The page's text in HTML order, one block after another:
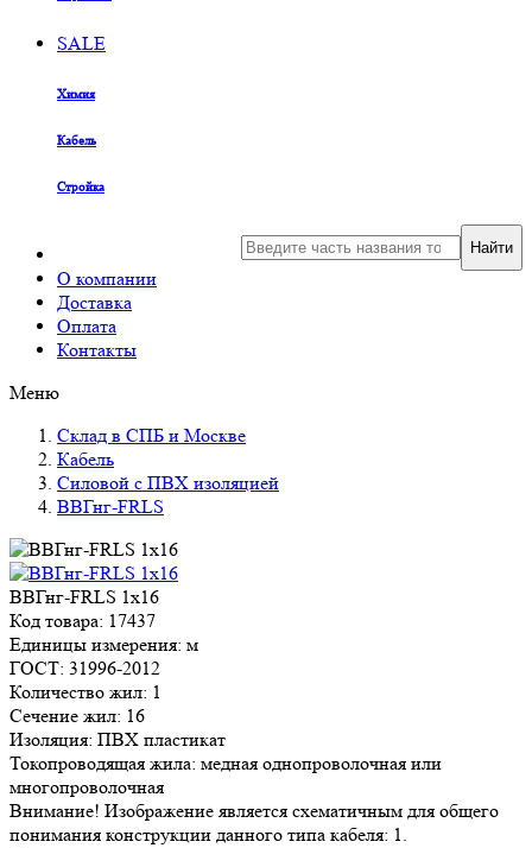
SALE
Химия
Кабель
Стройка
О компании
Доставка
Оплата
Контакты
Найти
Меню
Склад в СПБ и Москве
Кабель
Силовой с ПВХ изоляцией
ВВГнг-FRLS
ВВГнг-FRLS 1х16
Код товара: 17437
Единицы измерения: м
ГОСТ: 31996-2012
Количество жил: 1
Сечение жил: 16
Изоляция: ПВХ пластикат
Токопроводящая жила: медная однопроволочная или
многопроволочная
Внимание! Изображение является схематичным для общего
понимания конструкции данного типа кабеля: 1.